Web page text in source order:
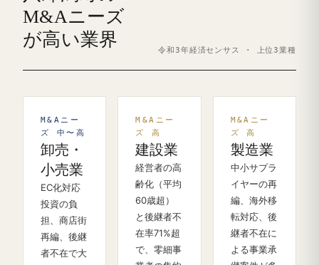
M&Aニーズ
が高い業界
令和3年経済センサス · 上位3業種
M&Aニー
ズ 中〜高
卸売・
小売業
EC化対応
投資の負
担、商店街
再編、後継
者不在で大
M&Aニー
ズ 高
建設業
経営者の高
齢化（平均
60歳超）
と後継者不
在率71%超
で、零細事
M&Aニー
ズ 高
製造業
中小サプラ
イヤーの再
編、海外移
転対応、後
継者不在に
よる事業承